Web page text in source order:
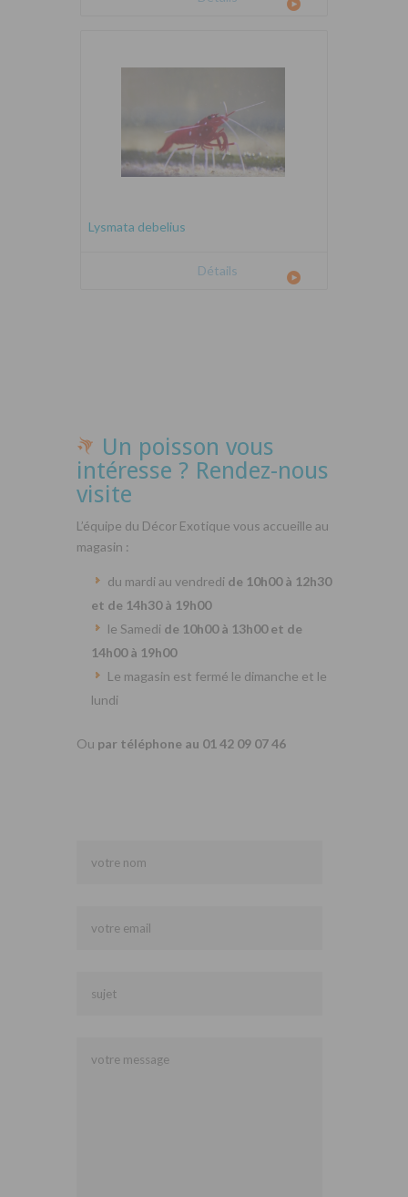
Lysmata debelius
Détails
Un poisson vous
intéresse ? Rendez-nous
visite
L’équipe du Décor Exotique vous accueille au
magasin :
du mardi au vendredi de 10h00 à 12h30
et de 14h30 à 19h00
le Samedi de 10h00 à 13h00 et de
14h00 à 19h00
Le magasin est fermé le dimanche et le
lundi
Ou par téléphone au 01 42 09 07 46